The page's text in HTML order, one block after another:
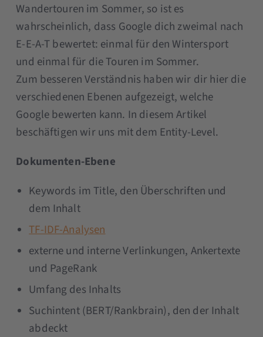
Wandertouren im Sommer, so ist es
wahrscheinlich, dass Google dich zweimal nach
E-E-A-T bewertet: einmal für den Wintersport
und einmal für die Touren im Sommer.
Zum besseren Verständnis haben wir dir hier die
verschiedenen Ebenen aufgezeigt, welche
Google bewerten kann. In diesem Artikel
beschäftigen wir uns mit dem Entity-Level.
Dokumenten-Ebene
Keywords im Title, den Überschriften und
dem Inhalt
TF-IDF-Analysen
externe und interne Verlinkungen, Ankertexte
und PageRank
Umfang des Inhalts
Suchintent (BERT/Rankbrain), den der Inhalt
abdeckt